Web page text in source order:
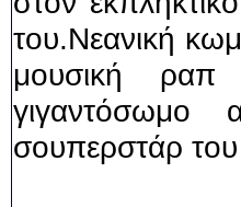
του.Νεανική
μουσική ραπ
γιγαντόσωμο
σουπερστάρ